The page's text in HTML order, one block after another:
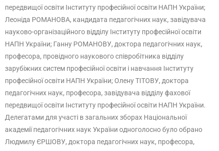
передвищої освіти Інституту професійної освіти НАПН України;
Леоніда РОМАНОВА, кандидата педагогічних наук, завідувача
науково-організаційного відділу Інституту професійної освіти
НАПН України; Ганну РОМАНОВУ, доктора педагогічних наук,
професора, провідного наукового співробітника відділу
зарубіжних систем професійної освіти і навчання Інституту
професійної освіти НАПН України; Олену ТІТОВУ, доктора
педагогічних наук, професора, завідувача відділу фахової
передвищої освіти Інституту професійної освіти НАПН України.
Делегатами для участі в загальних зборах Національної
академії педагогічних наук України одноголосно було обрано
Людмилу ЄРШОВУ, доктора педагогічних наук, професора,